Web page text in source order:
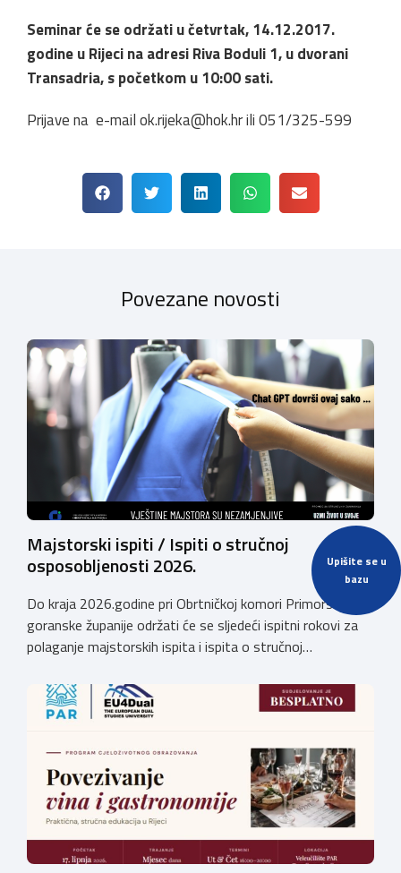
Upišite se u
bazu
Seminar će se održati u četvrtak, 14.12.2017.
godine u Rijeci na adresi Riva Boduli 1, u dvorani
Transadria, s početkom u 10:00 sati.
Prijave na e-mail ok.rijeka@hok.hr ili 051/325-599
Povezane novosti
Majstorski ispiti / Ispiti o stručnoj
osposobljenosti 2026.
Do kraja 2026.godine pri Obrtničkoj komori Primorsko-
goranske županije održati će se sljedeći ispitni rokovi za
polaganje majstorskih ispita i ispita o stručnoj
prosinac 2026. Pri Obrtničkoj komori Primorsko-goranske
županije djeluju Komisije za polaganje majstorskih ispita
potrebno je priložiti: Potvrdu o radnom iskustvu […]